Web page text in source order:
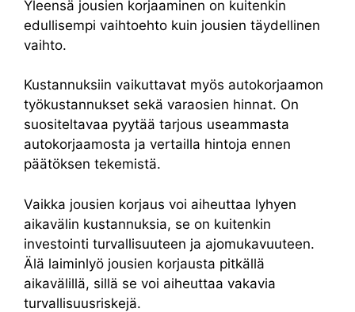
Yleensä jousien korjaaminen on kuitenkin
edullisempi vaihtoehto kuin jousien täydellinen
vaihto.
Kustannuksiin vaikuttavat myös autokorjaamon
työkustannukset sekä varaosien hinnat. On
suositeltavaa pyytää tarjous useammasta
autokorjaamosta ja vertailla hintoja ennen
päätöksen tekemistä.
Vaikka jousien korjaus voi aiheuttaa lyhyen
aikavälin kustannuksia, se on kuitenkin
investointi turvallisuuteen ja ajomukavuuteen.
Älä laiminlyö jousien korjausta pitkällä
aikavälillä, sillä se voi aiheuttaa vakavia
turvallisuusriskejä.